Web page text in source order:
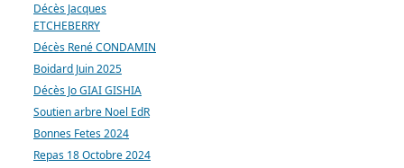
Décès Jacques
ETCHEBERRY
Décès René CONDAMIN
Boidard Juin 2025
Décès Jo GIAI GISHIA
Soutien arbre Noel EdR
Bonnes Fetes 2024
Repas 18 Octobre 2024